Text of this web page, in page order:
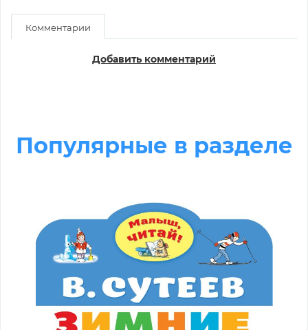
Комментарии
Добавить комментарий
Популярные в разделе